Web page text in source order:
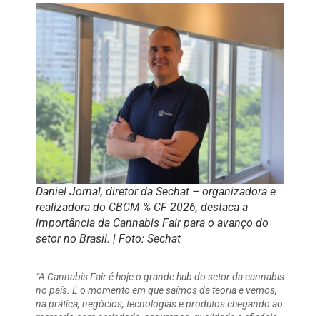
Daniel Jornal, diretor da Sechat – organizadora e
realizadora do CBCM % CF 2026, destaca a
importância da Cannabis Fair para o avanço do
setor no Brasil. | Foto: Sechat
“A Cannabis Fair é hoje o grande hub do setor da cannabis
no país. É o momento em que saímos da teoria e vemos,
na prática, negócios, tecnologias e produtos chegando ao